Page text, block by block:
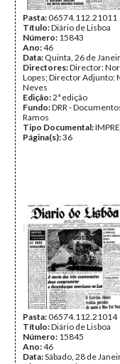
Pasta:06574.112.21011
Título:Diário de Lisboa
Número: 15843
Ano:46
Data: Quinta, 26 de
Directores:Director:
Lopes; Director Adjunto:
Neves
Edição:2ª edição
Fundo:DRR -
Ramos
Tipo Documental:
Página(s):36
Pasta:06574.112.21014
Título:Diário de Lisboa
Número: 15845
Ano:46
Data:Sábado, 28 de